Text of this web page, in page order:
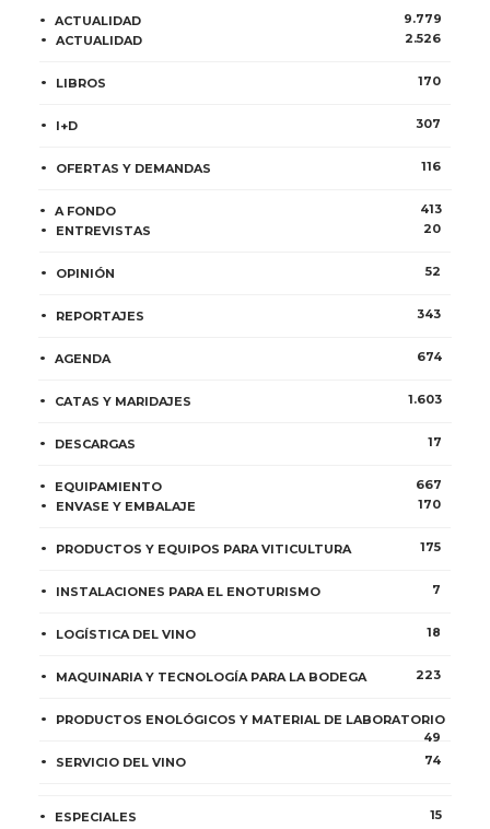
ACTUALIDAD
9.779
ACTUALIDAD
2.526
LIBROS 170
I+D 307
OFERTAS Y DEMANDAS 116
A FONDO
413
ENTREVISTAS
20
OPINIÓN 52
REPORTAJES 343
AGENDA 674
CATAS Y MARIDAJES 1.603
DESCARGAS 17
EQUIPAMIENTO
667
ENVASE Y EMBALAJE
170
PRODUCTOS Y EQUIPOS PARA VITICULTURA 175
INSTALACIONES PARA EL ENOTURISMO 7
LOGÍSTICA DEL VINO 18
MAQUINARIA Y TECNOLOGÍA PARA LA BODEGA 223
PRODUCTOS ENOLÓGICOS Y MATERIAL DE LABORATORIO
49
SERVICIO DEL VINO
74
ESPECIALES 15